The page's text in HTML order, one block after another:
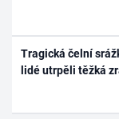
Tragická čelní
lidé utrpěli těžká